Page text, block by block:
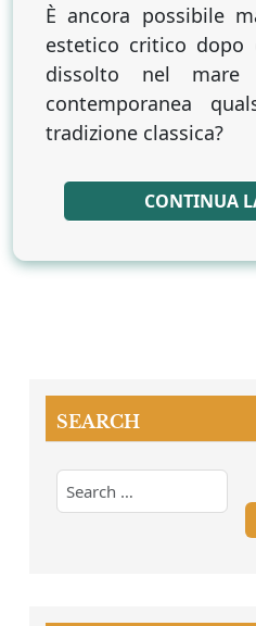
Emin,
È ancora possibile
estetico critico dopo
dissolto nel mare
contemporanea
tradizione classica?
CONTINUA
SEARCH